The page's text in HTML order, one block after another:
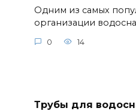
Одним из самых
организации
0 14
Трубы для